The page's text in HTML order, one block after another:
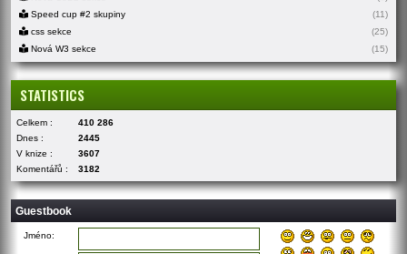
Speed cup #2 skupiny
(11)
css sekce
(25)
Nová W3 sekce
(15)
STATISTICS
Celkem :
410 286
Dnes :
2445
V knize :
3607
Komentářů :
3182
Guestbook
Jméno: